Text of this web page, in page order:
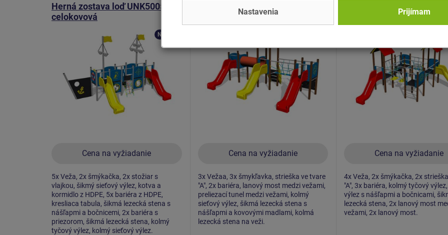
Herná zostava loď UNK5005K -
celokovová
Cena na vyžiadanie
Novinka
5x Veža, 2x šmýkačka, 2x stožiar s
vlajkou, šikmý sieťový výlez, kotva a
kormidlo z HDPE, 5x bariéra z HDPE,
kresliaca tabula, šikmá lezecká stena s
nášľapmi a bočnicemi, 2x bariéra s
priezorom, šikmá lezecká stena, kolmý
tyčový výlez, kolmý sieťový výlez.
Herná zostava hrad UNK3017K -
celokovová
Cena na vyžiadanie
3x Vežaa, 3x šmykľavka, strieška ve tvare
"A", 2x bariéra, lanový most medzi vežami,
preliezací tunel medzi vežami, kolmý
sieťový výlez, šikmá lezecká stena s
nášľapmi a kovovými madlami, kolmá
lezecká stena na veži.
Herná zostava klasik
UNK4010K - celokovová
Cena na vyžiadanie
4x Veža, 2x šmýkačka, 2x
"A", 3x bariéra, kolmý tyčový
výlez s nášľapmi a bočnicami,
lezecká stena, 2x lanový most
vežami, 2x lanový most.
Nastavenia Prijímam